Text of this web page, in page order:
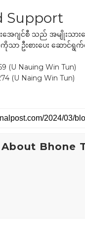
Support
အေဂျင်စီ သည် အမျိုးသာ
ကိုသာ ဦးစားပေး ဆော
(U Nauing Win Tun)
(U Naing Win Tun)
About Bhone